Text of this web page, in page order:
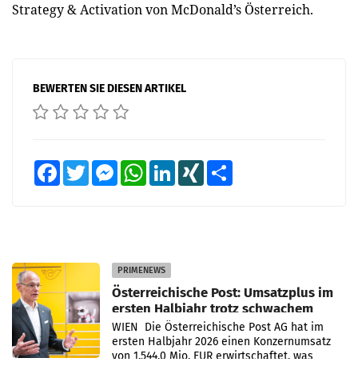
Strategy & Activation von McDonald’s Österreich.
BEWERTEN SIE DIESEN ARTIKEL
FacebookTwitter MessengerWhatsAppLinkedInXING
PRIMENEWS
Österreichische Post: Umsatzplus im
ersten Halbjahr trotz schwachem
Briefgeschäft
WIEN Die Österreichische Post AG hat im
ersten Halbjahr 2026 einen Konzernumsatz
von 1.544,0 Mio. EUR erwirtschaftet, was